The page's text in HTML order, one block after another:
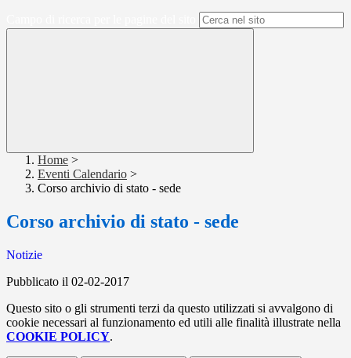
Home >
Eventi Calendario >
Corso archivio di stato - sede
Corso archivio di stato - sede
Notizie
Pubblicato il 02-02-2017
Questo sito o gli strumenti terzi da questo utilizzati si avvalgono di
cookie necessari al funzionamento ed utili alle finalità illustrate nella
COOKIE POLICY.